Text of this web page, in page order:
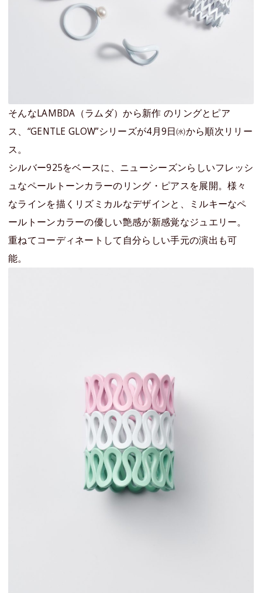
そんなLAMBDA（ラムダ）から新作 のリングとピア
ス、“GENTLE GLOW”シリーズが4月9日㈬から順次リリー
ス。
シルバー925をベースに、ニューシーズンらしいフレッシ
ュなペールトーンカラーのリング・ピアスを展開。様々
なラインを描くリズミカルなデザインと、ミルキーなペ
ールトーンカラーの優しい艶感が新感覚なジュエリー。
重ねてコーディネートして自分らしい手元の演出も可
能。